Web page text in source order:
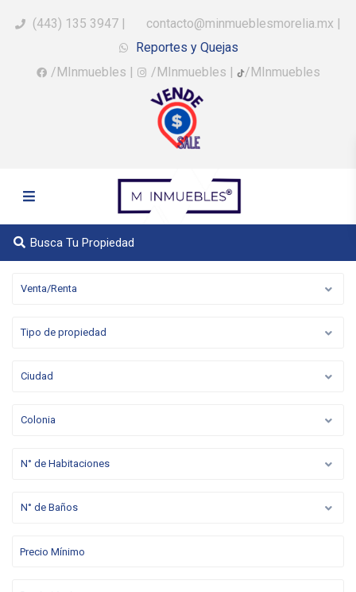
(443) 135 3947 | contacto@minmueblesmorelia.mx |
Reportes y Quejas
/MInmuebles | /MInmuebles | /MInmuebles
Busca Tu Propiedad
Venta/Renta
Tipo de propiedad
Ciudad
Colonia
N° de Habitaciones
N° de Baños